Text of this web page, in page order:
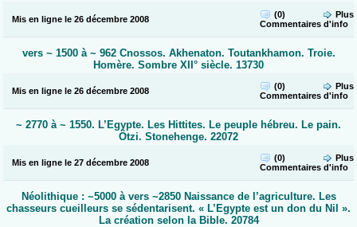
Mis en ligne le 26 décembre 2008
(0)
Commentaires
Plus
d'info
vers ~ 1500 à ~ 962 Cnossos. Akhenaton. Toutankhamon. Troie.
Homère. Sombre XII° siècle. 13730
Mis en ligne le 26 décembre 2008
(0)
Commentaires
Plus
d'info
~ 2770 à ~ 1550. L’Egypte. Les Hittites. Le peuple hébreu. Le pain.
Ötzi. Stonehenge. 22072
Mis en ligne le 27 décembre 2008
(0)
Commentaires
Plus
d'info
Néolithique : ~5000 à vers ~2850 Naissance de l’agriculture. Les
chasseurs cueilleurs se sédentarisent. « L’Egypte est un don du Nil ».
La création selon la Bible. 20784